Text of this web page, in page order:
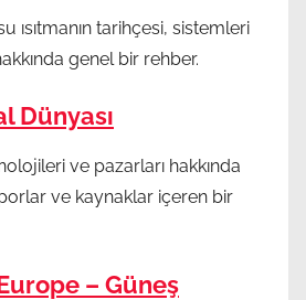
ısıtmanın tarihçesi, sistemleri
genel bir rehber.
Dünyası
ve pazarları hakkında
ve kaynaklar içeren bir
– Güneş